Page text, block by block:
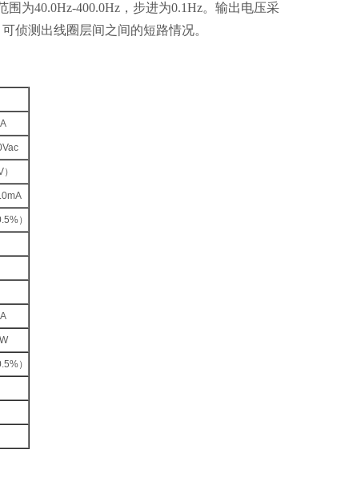
为40.0Hz-400.0Hz，步进为0.1Hz。输出电压采
侦测出线圈层间之间的短路情况。
）
）